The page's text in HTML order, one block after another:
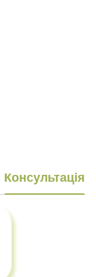
Консультація